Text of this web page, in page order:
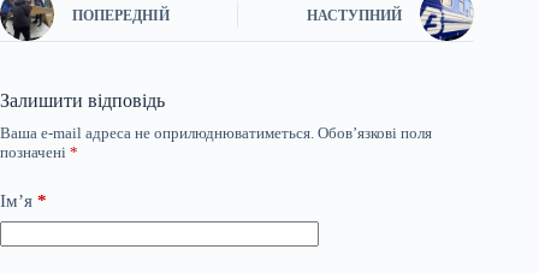
ПОПЕРЕДНІЙ НАСТУПНИЙ
Залишити відповідь
Ваша e-mail адреса не оприлюднюватиметься. Обов’язкові поля
позначені *
Ім’я *